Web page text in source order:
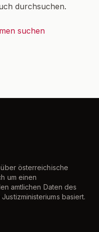
durchsuchen.
suchen
österreichische
um einen
amtlichen Daten des
basiert.